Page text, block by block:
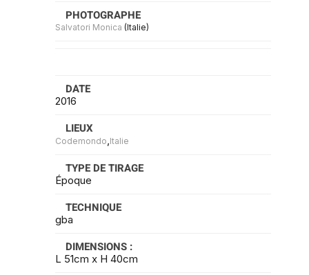
PHOTOGRAPHE
Salvatori Monica (Italie)
DATE
2016
LIEUX
Codemondo,Italie
TYPE DE TIRAGE
Époque
TECHNIQUE
gba
DIMENSIONS :
L 51cm x H 40cm